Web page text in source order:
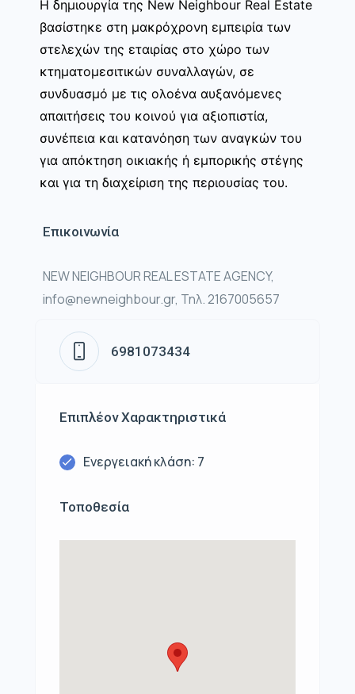
Η δημιουργία της New Neighbour Real Estate
βασίστηκε στη μακρόχρονη εμπειρία των
στελεχών της εταιρίας στο χώρο των
κτηματομεσιτικών συναλλαγών, σε
συνδυασμό με τις ολοένα αυξανόμενες
απαιτήσεις του κοινού για αξιοπιστία,
συνέπεια και κατανόηση των αναγκών του
για απόκτηση οικιακής ή εμπορικής στέγης
και για τη διαχείριση της περιουσίας του.
Επικοινωνία
NEW NEIGHBOUR REAL ESTATE AGENCY,
info@newneighbour.gr, Τηλ. 2167005657
6981073434
Επιπλέον Χαρακτηριστικά
Ενεργειακή κλάση: 7
Τοποθεσία